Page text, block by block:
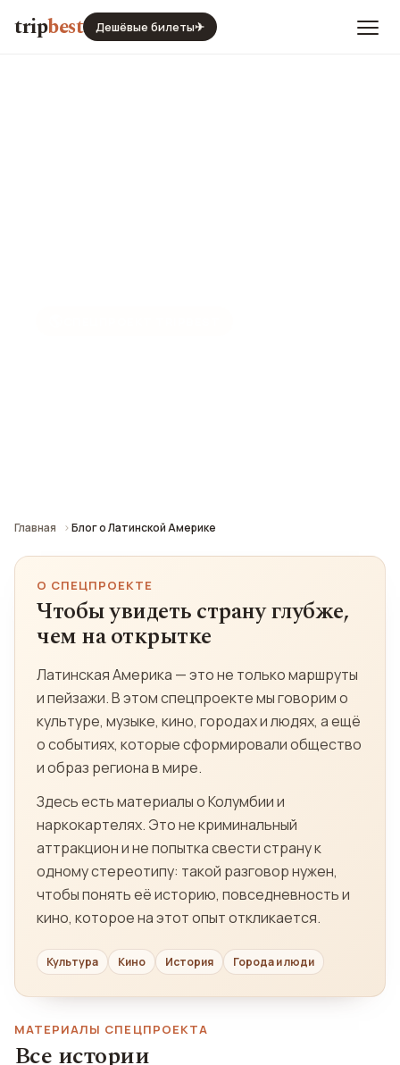
tripbest Дешёвые билеты✈
Главная Блог о Латинской Америке
О СПЕЦПРОЕКТЕ
Чтобы увидеть страну глубже,
чем на открытке
Латинская Америка — это не только маршруты
и пейзажи. В этом спецпроекте мы говорим о
культуре, музыке, кино, городах и людях, а ещё
о событиях, которые сформировали общество
и образ региона в мире.
Здесь есть материалы о Колумбии и
наркокартелях. Это не криминальный
аттракцион и не попытка свести страну к
одному стереотипу: такой разговор нужен,
чтобы понять её историю, повседневность и
кино, которое на этот опыт откликается.
Культура Кино История Города и люди
МАТЕРИАЛЫ СПЕЦПРОЕКТА
Все истории